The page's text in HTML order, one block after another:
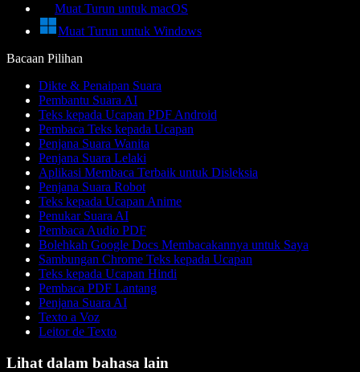
Muat Turun untuk macOS
Muat Turun untuk Windows
Bacaan Pilihan
Dikte & Penaipan Suara
Pembantu Suara AI
Teks kepada Ucapan PDF Android
Pembaca Teks kepada Ucapan
Penjana Suara Wanita
Penjana Suara Lelaki
Aplikasi Membaca Terbaik untuk Disleksia
Penjana Suara Robot
Teks kepada Ucapan Anime
Penukar Suara AI
Pembaca Audio PDF
Bolehkah Google Docs Membacakannya untuk Saya
Sambungan Chrome Teks kepada Ucapan
Teks kepada Ucapan Hindi
Pembaca PDF Lantang
Penjana Suara AI
Texto a Voz
Leitor de Texto
Lihat dalam bahasa lain